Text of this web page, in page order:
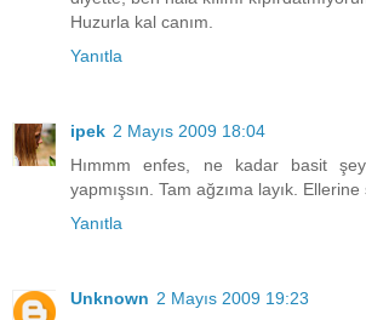
Huzurla kal canım.
Yanıtla
ipek 2 Mayıs 2009 18:04
Hımmm enfes, ne kadar basit
yapmışsın. Tam ağzıma layık. Ellerine
Yanıtla
Unknown 2 Mayıs 2009 19:23